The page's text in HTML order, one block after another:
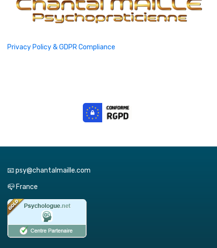
Privacy Policy & GDPR Compliance
📧 psy@chantalmaille.com
📪 France